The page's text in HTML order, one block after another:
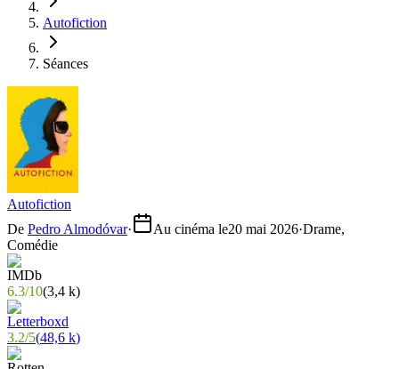
Autofiction
Séances
Autofiction
De Pedro Almodóvar· Au cinéma le20 mai 2026·Drame,
Comédie
6.3/10(3,4 k)
3.2/5(48,6 k)